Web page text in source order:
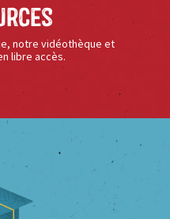
notre vidéothèque et
libre accès.